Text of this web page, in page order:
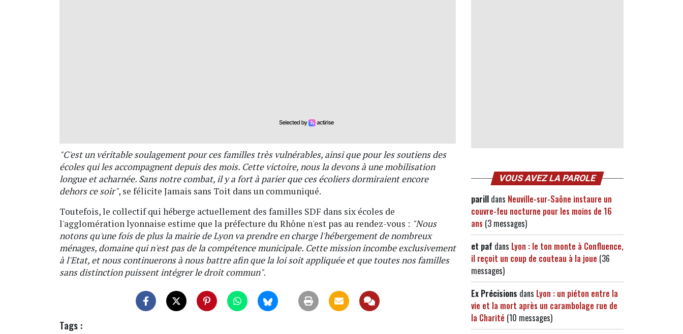
"C'est un véritable soulagement pour ces familles très vulnérables, ainsi que pour les soutiens des
écoles qui les accompagnent depuis des mois. Cette victoire, nous la devons à une mobilisation
longue et acharnée. Sans notre combat, il y a fort à parier que ces écoliers dormiraient encore
dehors ce soir", se félicite Jamais sans Toit dans un communiqué.
Toutefois, le collectif qui héberge actuellement des familles SDF dans six écoles de
l'agglomération lyonnaise estime que la préfecture du Rhône n'est pas au rendez-vous : "Nous
notons qu'une fois de plus la mairie de Lyon va prendre en charge l'hébergement de nombreux
ménages, domaine qui n'est pas de la compétence municipale. Cette mission incombe exclusivement
à l'Etat, et nous continuerons à nous battre afin que la loi soit appliquée et que toutes nos familles
sans distinction puissent intégrer le droit commun".
Tags :
VOUS AVEZ LA PAROLE
parill dans Neuville-sur-Saône instaure un
couvre-feu nocturne pour les moins de 16
ans (3 messages)
et paf dans Lyon : le ton monte à Confluence,
il reçoit un coup de couteau à la joue (36
messages)
Ex Précisions dans Lyon : un piéton entre la
vie et la mort après un carambolage rue de
la Charité (10 messages)